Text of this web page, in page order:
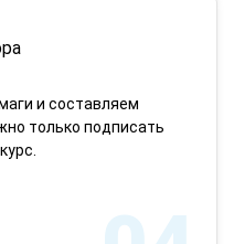
и составляем
только подписать